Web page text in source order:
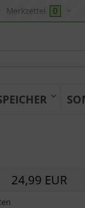
Merkzettel 0
24,99 EUR